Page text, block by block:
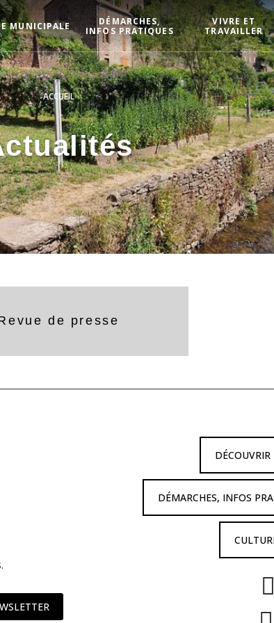
MUNICIPALE
DÉMARCHES,
INFOS PRATIQUES
VIVRE ET
TRAVAILLER
ACCUEIL
de presse
DÉCOUVRIR
DÉMARCHES, INFOS